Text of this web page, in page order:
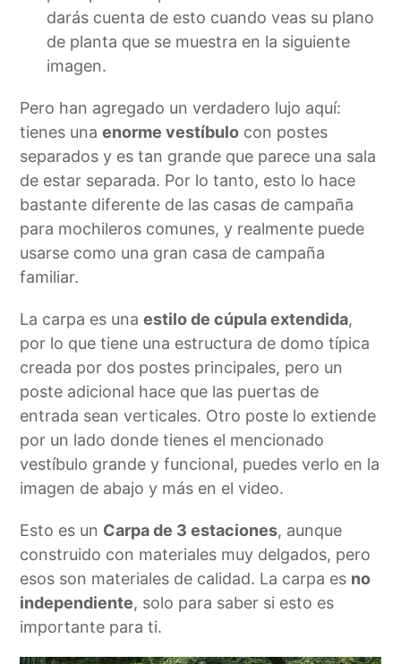
darás cuenta de esto cuando veas su plano
de planta que se muestra en la siguiente
imagen.
Pero han agregado un verdadero lujo aquí:
tienes unaenorme vestíbulo con postes
separados y es tan grande que parece una sala
de estar separada. Por lo tanto, esto lo hace
bastante diferente de las casas de campaña
para mochileros comunes, y realmente puede
usarse como una gran casa de campaña
familiar.
La carpa es unaestilo de cúpula extendida,
por lo que tiene una estructura de domo típica
creada por dos postes principales, pero un
poste adicional hace que las puertas de
entrada sean verticales. Otro poste lo extiende
por un lado donde tienes el mencionado
vestíbulo grande y funcional, puedes verlo en la
imagen de abajo y más en el video.
Esto es un Carpa de 3 estaciones, aunque
construido con materiales muy delgados, pero
esos son materiales de calidad. La carpa es no
independiente, solo para saber si esto es
importante para ti.